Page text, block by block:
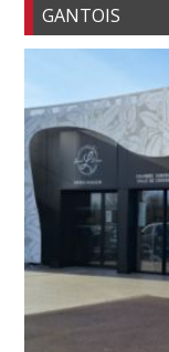
GANTOIS